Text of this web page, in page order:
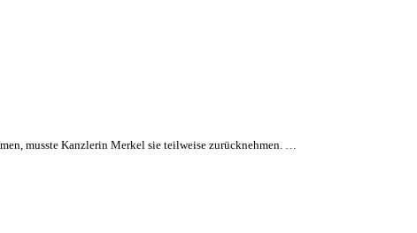
musste Kanzlerin Merkel sie teilweise zurücknehmen. …